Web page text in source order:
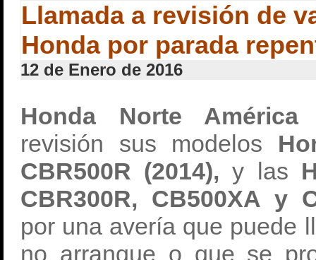
Llamada a revisión de
Honda por parada
12 de Enero de 2016
Honda Norte
revisión sus modelos
CBR500R (2014), y las
CBR300R, CB500XA y
por una avería que puede
no arranque o que se